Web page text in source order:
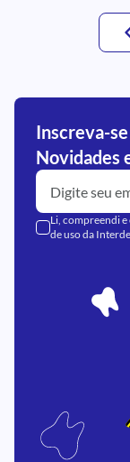
Inscreva-
Novidades
Li, compreendi
de usoda